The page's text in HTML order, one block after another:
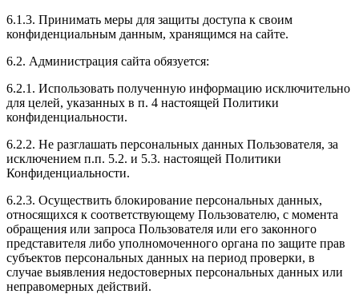
6.1.3. Принимать меры для защиты доступа к своим
конфиденциальным данным, хранящимся на сайте.
6.2. Администрация сайта обязуется:
6.2.1. Использовать полученную информацию исключительно
для целей, указанных в п. 4 настоящей Политики
конфиденциальности.
6.2.2. Не разглашать персональных данных Пользователя, за
исключением п.п. 5.2. и 5.3. настоящей Политики
Конфиденциальности.
6.2.3. Осуществить блокирование персональных данных,
относящихся к соответствующему Пользователю, с момента
обращения или запроса Пользователя или его законного
представителя либо уполномоченного органа по защите прав
субъектов персональных данных на период проверки, в
случае выявления недостоверных персональных данных или
неправомерных действий.